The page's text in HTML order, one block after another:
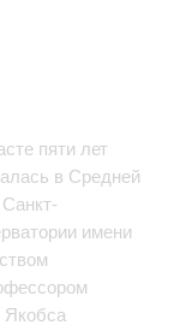
пяти лет
в Средней
имени
Якобса